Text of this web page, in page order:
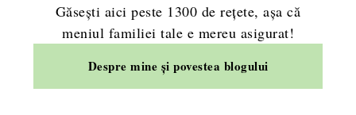
Găsești aici peste 1300 de rețete, așa că
meniul familiei tale e mereu asigurat!
Despre mine și povestea blogului